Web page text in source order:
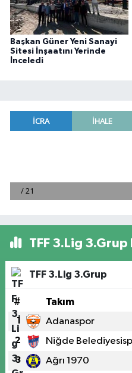
Başkan Güner Yeni Sanayi
Sitesi İnşaatını Yerinde
İnceledi
TFF 3.Lig
TFF 3.Lig 3.Grup
# Takım
1 Adanaspor
2 Niğde
3 Ağrı 1970